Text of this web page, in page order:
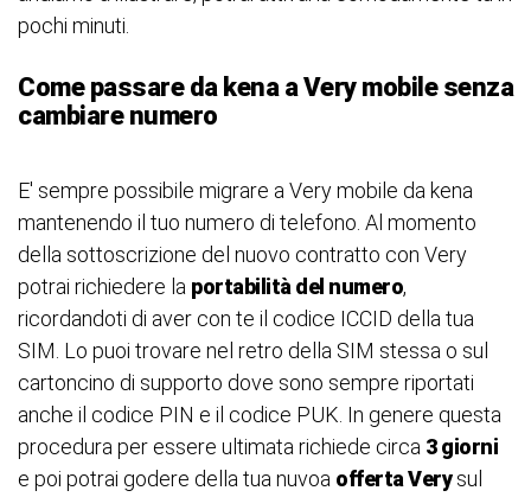
pochi minuti.
Come passare da kena a Very mobile senza
cambiare numero
E' sempre possibile migrare a Very mobile da kena
mantenendo il tuo numero di telefono. Al momento
della sottoscrizione del nuovo contratto con Very
potrai richiedere la portabilità del numero,
ricordandoti di aver con te il codice ICCID della tua
SIM. Lo puoi trovare nel retro della SIM stessa o sul
cartoncino di supporto dove sono sempre riportati
anche il codice PIN e il codice PUK. In genere questa
procedura per essere ultimata richiede circa 3 giorni
e poi potrai godere della tua nuvoa offerta Verysul